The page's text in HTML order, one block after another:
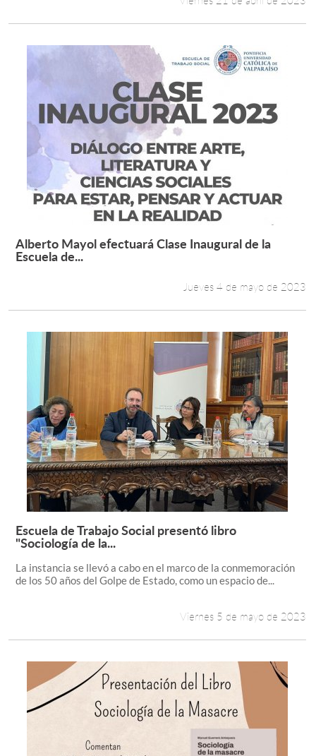
Leer más +
Alberto Mayol efectuará Clase Inaugural de la
Escuela de...
Jueves 4 de mayo de 2023
Leer más +
Escuela de Trabajo Social presentó libro
"Sociología de la...
La instancia se llevó a cabo en el marco de la conmemoración
de los 50 años del Golpe de Estado, como un espacio de...
Viernes 5 de mayo de 2023